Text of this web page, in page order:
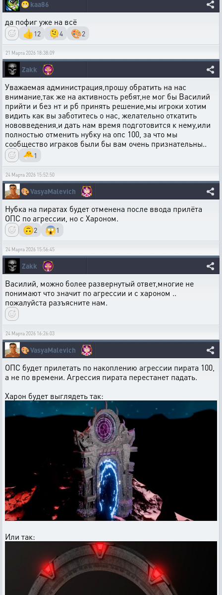
😬kaa86
да пофиг уже на всё
👍12 🫠4 🎨2
21 Марта 2026 18:38:09
Zakk
Уважаемая администрация,прошу обратить на нас
внимание,так же на активность ребят,не мог бы Василий
прийти и без нт и рб принять решение,мы игроки хотим
видить как вы заботитесь о нас, желательно откатить
нововведения,и дать нам время подготовится к нему,или
полностью отменить нубку на опс 100, за что мы
сообщество играков были бы вам очень признательны..
🐣1
24 Марта 2026 15:52:50
🎨VasyaMalevich
Нубка на пиратах будет отменена после ввода прилёта
ОПС по агрессии, но с Хароном.
🙃2 😱1
24 Марта 2026 15:56:45
Zakk
Василий, можно более развернутый ответ,многие не
понимают что значит по агрессии и с хароном ..
пожалуйста разъясните нам.
24 Марта 2026 16:26:03
🎨VasyaMalevich
ОПС будет прилетать по накоплению агрессии пирата 100,
а не по времени. Агрессия пирата перестанет падать.
Харон будет выглядеть так:
Или так: